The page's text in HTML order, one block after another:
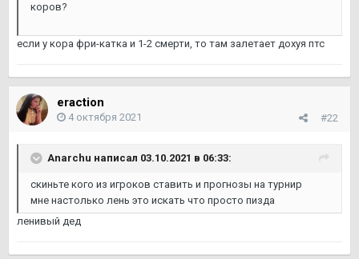
коров?
если у кора фри-катка и 1-2 смерти, то там залетает дохуя птс
eraction
#22
4 октября 2021
Anarchu написал 03.10.2021 в 06:33:
скиньте кого из игроков ставить и прогнозы на турнир
мне настолько лень это искать что просто пизда
ленивый дед